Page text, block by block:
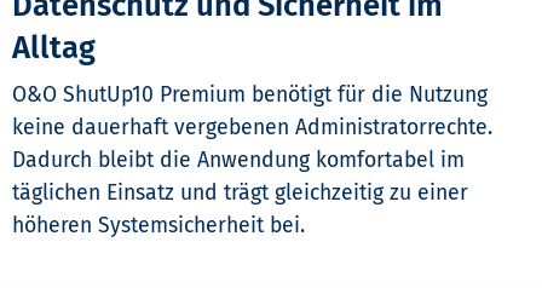
Alltag
O&O ShutUp10 Premium benötigt für die Nutzung
keine dauerhaft vergebenen Administratorrechte.
Dadurch bleibt die Anwendung komfortabel im
täglichen Einsatz und trägt gleichzeitig zu einer
höheren Systemsicherheit bei.